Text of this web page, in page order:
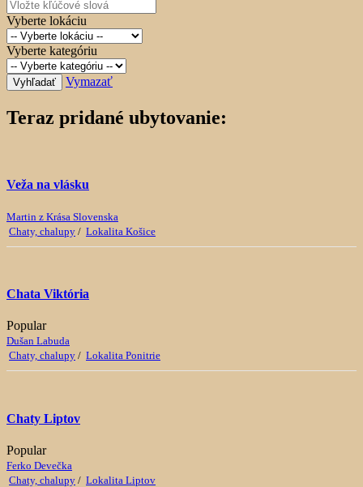
Vyberte lokáciu
Vyberte kategóriu
Vyhľadať Vymazať
Teraz pridané ubytovanie:
Veža na vlásku
Martin z Krása Slovenska
Chaty, chalupy / Lokalita Košice
Chata Viktória
Popular
Dušan Labuda
Chaty, chalupy / Lokalita Ponitrie
Chaty Liptov
Popular
Ferko Devečka
Chaty, chalupy / Lokalita Liptov